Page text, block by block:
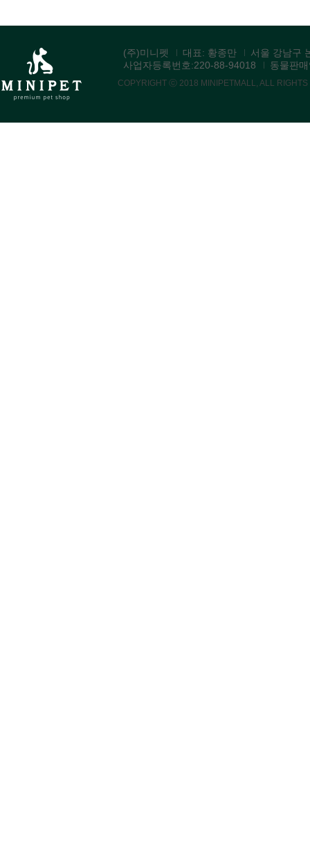
(주)미니펫 대표: 황종만
서울 강남구
사업자등록번호:220-88-94018
동물판
COPYRIGHT ⓒ 2018 MINIPETMALL, ALL